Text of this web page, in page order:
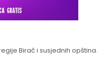
Birač i susjednih opština.